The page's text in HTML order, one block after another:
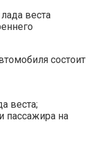
веста
состоит
веста;
пассажира на